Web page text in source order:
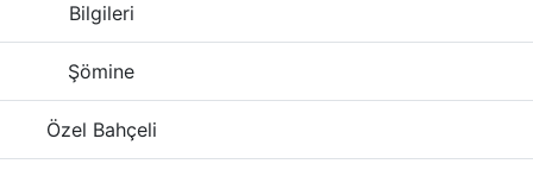
Bilgileri
Şömine
Özel Bahçeli